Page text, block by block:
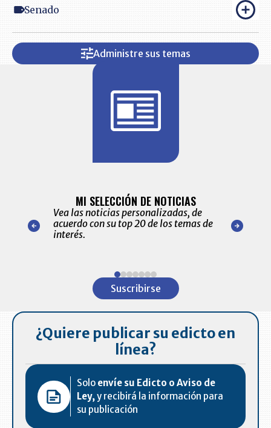
Senado
Administre sus temas
nuestro
para
MI SELECCIÓN DE NOTICIAS
Vea las noticias personalizadas, de
acuerdo con su top 20 de los temas de
interés.
de las
Suscribirse
¿Quiere publicar su edicto en
línea?
Solo envíe su Edicto o Aviso de
Ley,y recibirá la información para
su publicación